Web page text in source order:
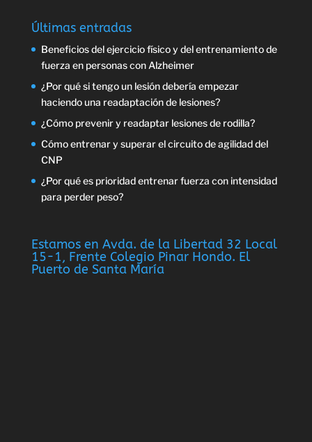
Últimas entradas
Beneficios del ejercicio físico y del entrenamiento de
fuerza en personas con Alzheimer
¿Por qué si tengo un lesión debería empezar
haciendo una readaptación de lesiones?
¿Cómo prevenir y readaptar lesiones de rodilla?
Cómo entrenar y superar el circuito de agilidad del
CNP
¿Por qué es prioridad entrenar fuerza con intensidad
para perder peso?
Estamos en Avda. de la Libertad 32 Local
15-1, Frente Colegio Pinar Hondo. El
Puerto de Santa María